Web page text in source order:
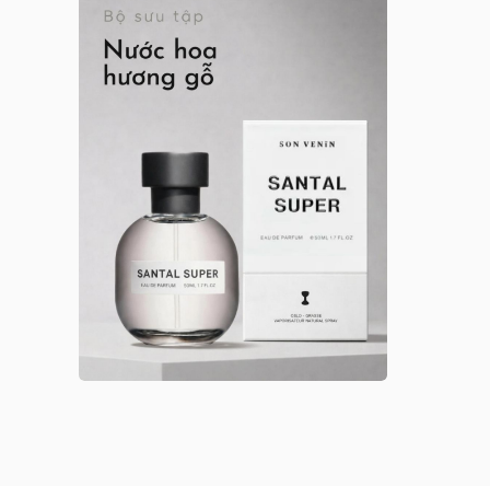
Anna Sui nữ
Arabian Oud
Argos
Argos nữ
Argos unisex
Armaf
Armaf nam
Armaf nữ
Astrophil & Stella
Astrophil & Stella unisex